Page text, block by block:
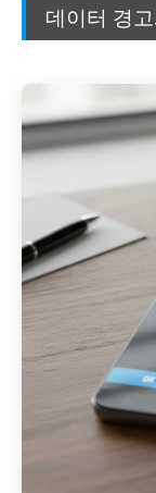
데이터 경